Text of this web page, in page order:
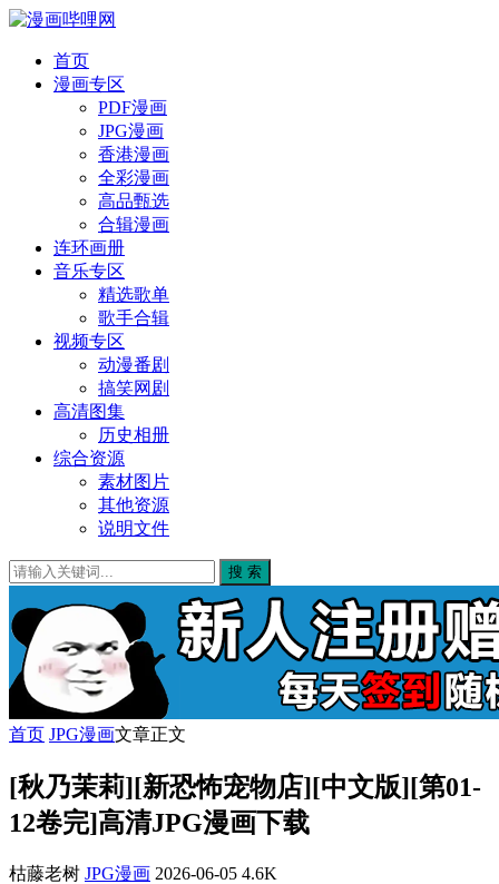
首页
漫画专区
PDF漫画
JPG漫画
香港漫画
全彩漫画
高品甄选
合辑漫画
连环画册
音乐专区
精选歌单
歌手合辑
视频专区
动漫番剧
搞笑网剧
高清图集
历史相册
综合资源
素材图片
其他资源
说明文件
搜 索
首页 JPG漫画文章正文
[秋乃茉莉][新恐怖宠物店][中文版][第01-
12卷完]高清JPG漫画下载
枯藤老树 JPG漫画 2026-06-05 4.6K